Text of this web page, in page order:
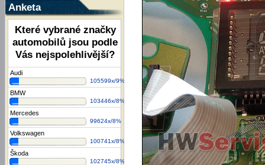
Anketa
Které vybrané značky
automobilů jsou podle
Vás nejspolehlivější?
Audi
105599x/9%
BMW
103446x/8%
Mercedes
99624x/8%
Volkswagen
100741x/8%
Škoda
102745x/8%